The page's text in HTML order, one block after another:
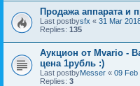
Продажа аппарата и
Last postbysfx « 31 Mar
Replies: 135
Аукцион от Mvario -
цена 1рубль :)
Last postbyMesser « 09 Feb
Replies: 3